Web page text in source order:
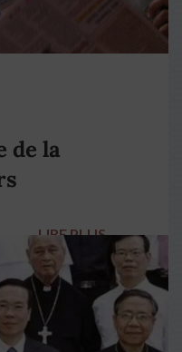
de la
LIRE PLUS →